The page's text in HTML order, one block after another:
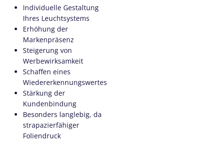
Individuelle Gestaltung
Ihres Leuchtsystems
Erhöhung der
Markenpräsenz
Steigerung von
Werbewirksamkeit
Schaffen eines
Wiedererkennungswertes
Stärkung der
Kundenbindung
Besonders langlebig, da
strapazierfähiger
Foliendruck